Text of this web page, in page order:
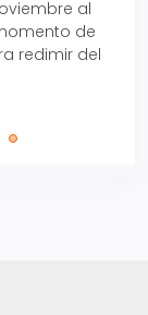
al
de
redimir del